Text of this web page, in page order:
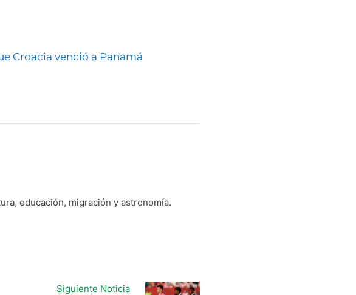
Croacia venció a Panamá
educación, migración y astronomía.
Siguiente Noticia